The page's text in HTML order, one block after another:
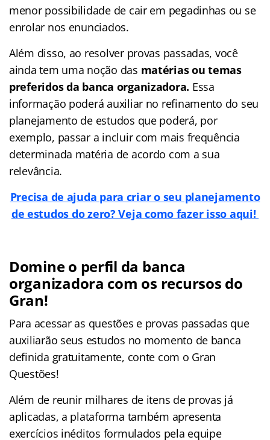
menor possibilidade de cair em pegadinhas ou se
enrolar nos enunciados.
Além disso, ao resolver provas passadas, você
ainda tem uma noção das matérias ou temas
preferidos da banca organizadora. Essa
informação poderá auxiliar no refinamento do seu
planejamento de estudos que poderá, por
exemplo, passar a incluir com mais frequência
determinada matéria de acordo com a sua
relevância.
Precisa de ajuda para criar o seu planejamento
de estudos do zero? Veja como fazer isso aqui!
Domine o perfil da banca
organizadora com os recursos do
Gran!
Para acessar as questões e provas passadas que
auxiliarão seus estudos no momento de banca
definida gratuitamente, conte com o Gran
Questões!
Além de reunir milhares de itens de provas já
aplicadas, a plataforma também apresenta
exercícios inéditos formulados pela equipe